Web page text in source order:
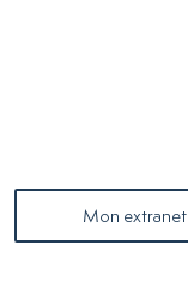
Mon extranet